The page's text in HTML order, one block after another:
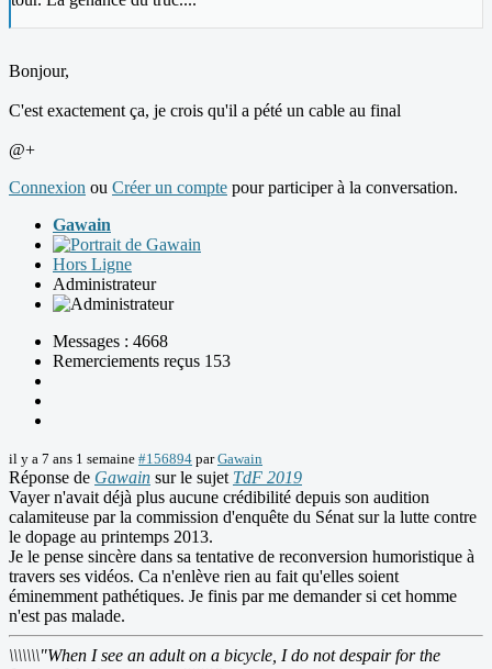
Bonjour,
C'est exactement ça, je crois qu'il a pété un cable au final
@+
Connexion ou Créer un compte pour participer à la conversation.
Gawain
Hors Ligne
Administrateur
Messages : 4668
Remerciements reçus 153
il y a 7 ans 1 semaine #156894 parGawain
Réponse de Gawain sur le sujet TdF 2019
Vayer n'avait déjà plus aucune crédibilité depuis son audition
calamiteuse par la commission d'enquête du Sénat sur la lutte contre
le dopage au printemps 2013.
Je le pense sincère dans sa tentative de reconversion humoristique à
travers ses vidéos. Ca n'enlève rien au fait qu'elles soient
éminemment pathétiques. Je finis par me demander si cet homme
n'est pas malade.
\\\\\\\"When I see an adult on a bicycle, I do not despair for the